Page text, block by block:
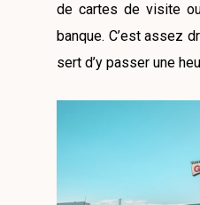
de cartes de visite
banque. C’est assez
sert d’y passer une